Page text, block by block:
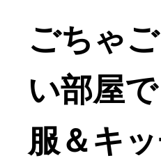
ごちゃ
い部屋
服＆キ